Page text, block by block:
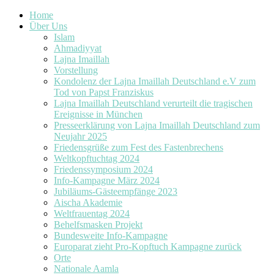
Home
Über Uns
Islam
Ahmadiyyat
Lajna Imaillah
Vorstellung
Kondolenz der Lajna Imaillah Deutschland e.V zum
Tod von Papst Franziskus
Lajna Imaillah Deutschland verurteilt die tragischen
Ereignisse in München
Presseerklärung von Lajna Imaillah Deutschland zum
Neujahr 2025
Friedensgrüße zum Fest des Fastenbrechens
Weltkopftuchtag 2024
Friedenssymposium 2024
Info-Kampagne März 2024
Jubiläums-Gästeempfänge 2023
Aischa Akademie
Weltfrauentag 2024
Behelfsmasken Projekt
Bundesweite Info-Kampagne
Europarat zieht Pro-Kopftuch Kampagne zurück
Orte
Nationale Aamla